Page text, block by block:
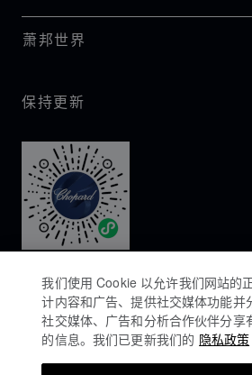
萧邦世界
保持更新
我们使用 Cookie 以允许我们网站的
计内容和广告、提供社交媒体功能并
社交媒体、广告和分析合作伙伴分享
的信息。我们已更新我们的 隐私政策